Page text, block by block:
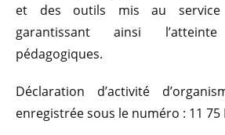
et des outils mis au
garantissant ainsi
pédagogiques.
Déclaration d’activité
enregistrée sous le numéro : 11 75